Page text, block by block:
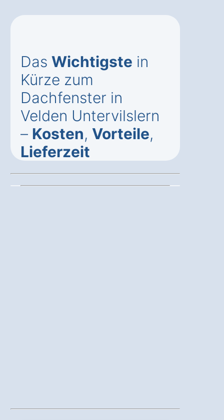
Das Wichtigste in
Kürze zum
Dachfenster in
Velden Untervilslern
– Kosten, Vorteile,
Lieferzeit